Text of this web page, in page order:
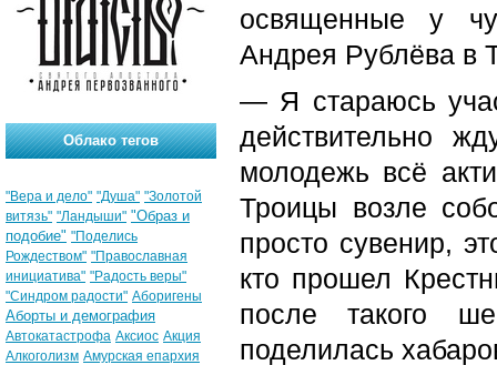
освященные у
Андрея Рублёва в
— Я стараюсь
действительно
молодежь всё
Троицы возле
просто сувенир,
кто прошел
после такого
поделилась
Облако тегов
"Вера и дело" "Душа" "Золотой
витязь" "Ландыши" "Образ и
подобие" "Поделись
Рождеством" "Православная
инициатива" "Радость веры"
"Синдром радости" Аборигены
Аборты и демография
Автокатастрофа Аксиос Акция
Алкоголизм Амурская епархия